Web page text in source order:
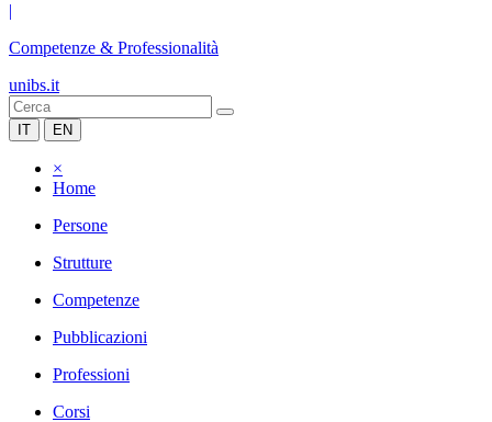
|
Competenze & Professionalità
unibs.it
IT EN
×
Home
Persone
Strutture
Competenze
Pubblicazioni
Professioni
Corsi